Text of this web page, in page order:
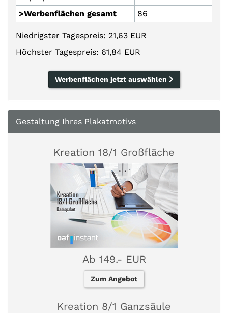
>Werbenflächen gesamt
86
Niedrigster Tagespreis: 21,63 EUR
Höchster Tagespreis: 61,84 EUR
Werbenflächen jetzt auswählen
Gestaltung Ihres Plakatmotivs
Kreation 18/1 Großfläche
Ab 149.- EUR
Zum Angebot
Kreation 8/1 Ganzsäule